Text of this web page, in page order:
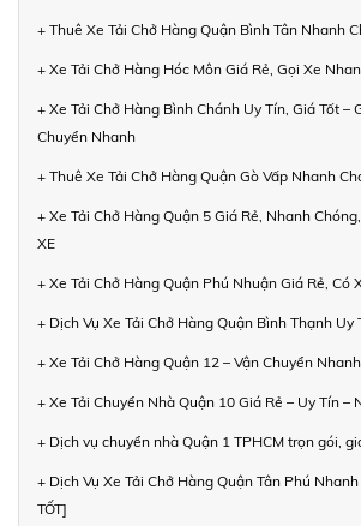
+ Thuê Xe Tải Chở Hàng Quận Bình Tân Nhanh
+ Xe Tải Chở Hàng Hóc Môn Giá Rẻ, Gọi Xe
+ Xe Tải Chở Hàng Bình Chánh Uy Tín, Giá Tốt –
Chuyển Nhanh
+ Thuê Xe Tải Chở Hàng Quận Gò Vấp Nhanh
+ Xe Tải Chở Hàng Quận 5 Giá Rẻ, Nhanh
XE
+ Xe Tải Chở Hàng Quận Phú Nhuận Giá Rẻ, Có
+ Dịch Vụ Xe Tải Chở Hàng Quận Bình Thạnh Uy
+ Xe Tải Chở Hàng Quận 12 – Vận Chuyển
+ Xe Tải Chuyển Nhà Quận 10 Giá Rẻ – Uy Tín –
+ Dịch vụ chuyển nhà Quận 1 TPHCM trọn gói,
+ Dịch Vụ Xe Tải Chở Hàng Quận Tân Phú
TỐT]